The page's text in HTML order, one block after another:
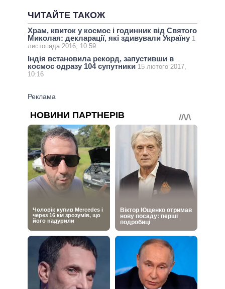
ЧИТАЙТЕ ТАКОЖ
Храм, квиток у космос і годинник від Святого
Миколая: декларації, які здивували Україну 1
листопада 2016, 10:59
Індія встановила рекорд, запустивши в
космос одразу 104 супутники 15 лютого 2017,
10:16